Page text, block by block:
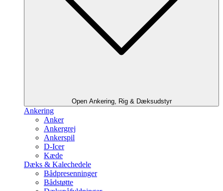
Open Ankering, Rig & Dæksudstyr
Ankering
Anker
Ankergrej
Ankerspil
D-Icer
Kæde
Dæks & Kalechedele
Bådpresenninger
Bådstøtte